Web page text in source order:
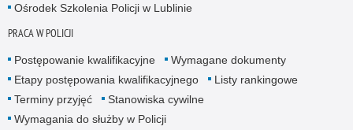
Ośrodek Szkolenia Policji w Lublinie
PRACA W POLICJI
Postępowanie kwalifikacyjne
Wymagane dokumenty
Etapy postępowania kwalifikacyjnego
Listy rankingowe
Terminy przyjęć
Stanowiska cywilne
Wymagania do służby w Policji